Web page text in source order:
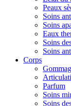
Peaux
Soins
Soins
Eaux
Soins
Soins
Corps
Parfum
Soins
Soins